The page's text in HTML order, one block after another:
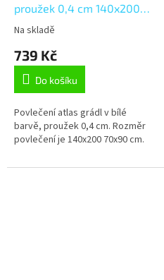
proužek 0,4 cm 140x200,
70x90 cm
Na skladě
739 Kč
Do košíku
Povlečení atlas grádl v bílé
barvě, proužek 0,4 cm. Rozměr
povlečení je 140x200 70x90 cm.